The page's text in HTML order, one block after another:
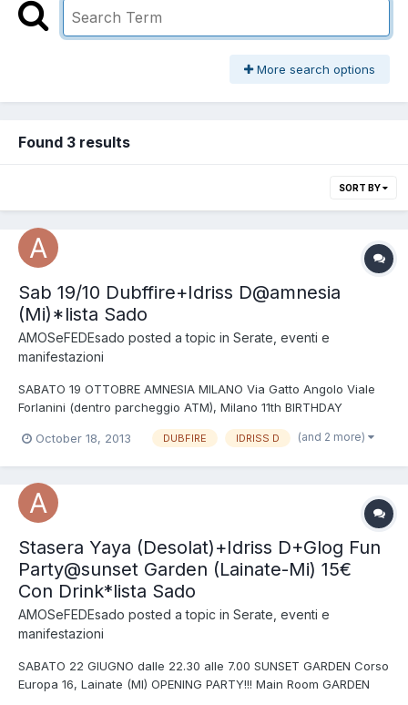
More search options
Found 3 results
SORT BY
Sab 19/10 Dubffire+Idriss D@amnesia
(Mi)*lista Sado
AMOSeFEDEsado posted a topic in Serate, eventi e
manifestazioni
SABATO 19 OTTOBRE AMNESIA MILANO Via Gatto Angolo Viale
Forlanini (dentro parcheggio ATM), Milano 11th BIRTHDAY
(Memento / Amnesia Milano) DEMA (SCI+TEC) 2nd Room, A.Lab
dive...
October 18, 2013 DUBFIRE IDRISS D (and 2 more)
Stasera Yaya (Desolat)+Idriss D+Glog Fun
Party@sunset Garden (Lainate-Mi) 15€
Con Drink*lista Sado
AMOSeFEDEsado posted a topic in Serate, eventi e
manifestazioni
SABATO 22 GIUGNO dalle 22.30 alle 7.00 SUNSET GARDEN Corso
Europa 16, Lainate (MI) OPENING PARTY!!! Main Room GARDEN